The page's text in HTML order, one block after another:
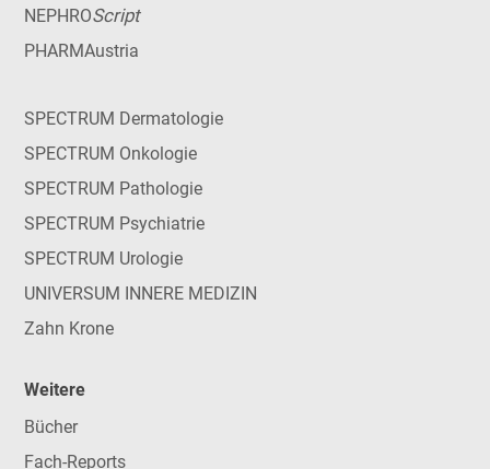
NEPHROScript
PHARMAustria
SPECTRUM Dermatologie
SPECTRUM Onkologie
SPECTRUM Pathologie
SPECTRUM Psychiatrie
SPECTRUM Urologie
UNIVERSUM INNERE MEDIZIN
Zahn Krone
Weitere
Bücher
Fach-Reports